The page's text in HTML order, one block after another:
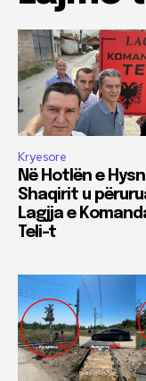
Kryesore
Në Hotlën e
Shaqirit u
Lagjja e
Teli-t